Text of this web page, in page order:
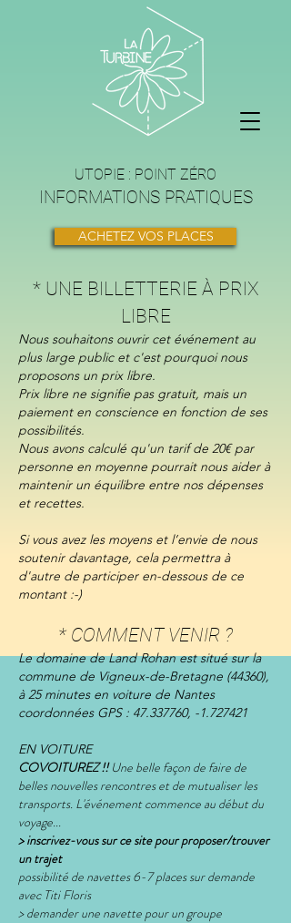
UTOPIE : POINT ZÉRO
INFORMATIONS PRATIQUES
ACHETEZ VOS PLACES
* UNE BILLETTERIE À PRIX
LIBRE
Nous souhaitons ouvrir cet événement au
plus large public et c'est pourquoi nous
proposons un prix libre.
Prix libre ne signifie pas gratuit, mais un
paiement en conscience en fonction de ses
possibilités.
Nous avons calculé qu'un tarif de 20€ par
personne en moyenne pourrait nous aider à
maintenir un équilibre entre nos dépenses
et recettes.
Si vous avez les moyens et l’envie de nous
soutenir davantage, cela permettra à
d'autre de participer en-dessous de ce
montant :-)
* COMMENT VENIR ?
Le domaine de Land Rohan est situé sur la
commune de Vigneux-de-Bretagne (44360),
à 25 minutes en voiture de Nantes
coordonnées GPS : 47.337760, -1.727421
EN VOITURE
COVOITUREZ !!Une belle façon de faire de
belles nouvelles rencontres et de mutualiser les
transports. L'événement commence au début du
voyage...
> inscrivez-vous sur ce site pour proposer/trouver
un trajet
possibilité de navettes 6-7 places sur demande
avec Titi Floris
> demander une navette pour un groupe